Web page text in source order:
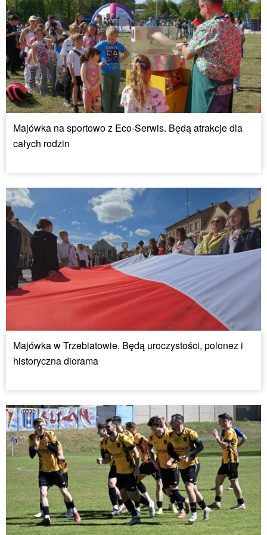
Majówka na sportowo z Eco-Serwis. Będą atrakcje dla
całych rodzin
Majówka w Trzebiatowie. Będą uroczystości, polonez i
historyczna diorama